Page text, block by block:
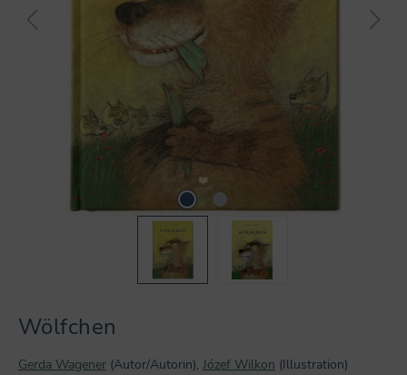
Wölfchen
Gerda Wagener (Autor/Autorin), Józef Wilkon (Illustration)